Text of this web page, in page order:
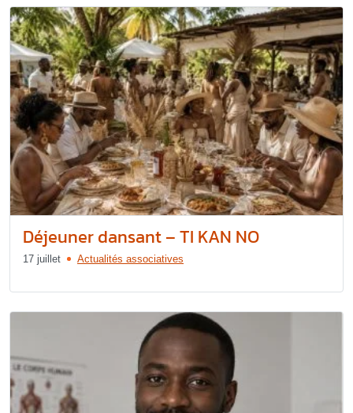
Déjeuner dansant – TI KAN NO
17 juillet Actualités associatives